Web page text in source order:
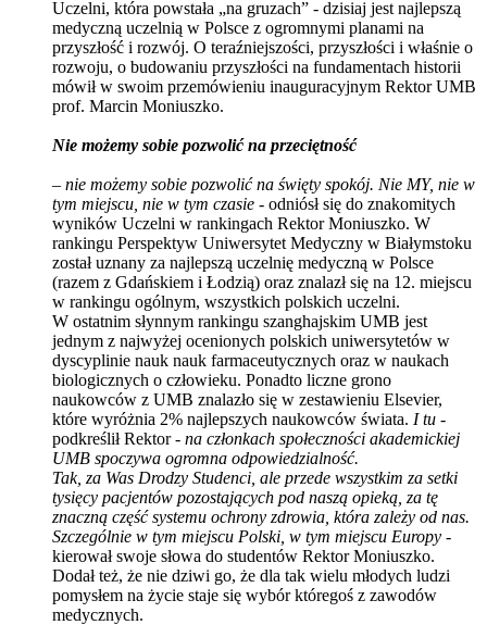
Uczelni, która powstała „na gruzach” - dzisiaj jest najlepszą
medyczną uczelnią w Polsce z ogromnymi planami na
przyszłość i rozwój. O teraźniejszości, przyszłości i właśnie o
rozwoju, o budowaniu przyszłości na fundamentach historii
mówił w swoim przemówieniu inauguracyjnym Rektor UMB
prof. Marcin Moniuszko.
Nie możemy sobie pozwolić na przeciętność
– nie możemy sobie pozwolić na święty spokój. Nie MY, nie w
tym miejscu, nie w tym czasie - odniósł się do znakomitych
wyników Uczelni w rankingach Rektor Moniuszko. W
rankingu Perspektyw Uniwersytet Medyczny w Białymstoku
został uznany za najlepszą uczelnię medyczną w Polsce
(razem z Gdańskiem i Łodzią) oraz znalazł się na 12. miejscu
w rankingu ogólnym, wszystkich polskich uczelni.
W ostatnim słynnym rankingu szanghajskim UMB jest
jednym z najwyżej ocenionych polskich uniwersytetów w
dyscyplinie nauk nauk farmaceutycznych oraz w naukach
biologicznych o człowieku. Ponadto liczne grono
naukowców z UMB znalazło się w zestawieniu Elsevier,
które wyróżnia 2% najlepszych naukowców świata. I tu -
podkreślił Rektor - na członkach społeczności akademickiej
UMB spoczywa ogromna odpowiedzialność.
Tak, za Was Drodzy Studenci, ale przede wszystkim za setki
tysięcy pacjentów pozostających pod naszą opieką, za tę
znaczną część systemu ochrony zdrowia, która zależy od nas.
Szczególnie w tym miejscu Polski, w tym miejscu Europy -
kierował swoje słowa do studentów Rektor Moniuszko.
Dodał też, że nie dziwi go, że dla tak wielu młodych ludzi
pomysłem na życie staje się wybór któregoś z zawodów
medycznych.